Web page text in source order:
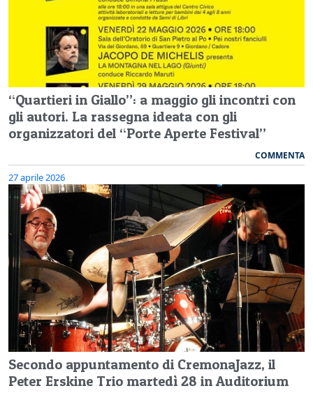
“Quartieri in Giallo”: a maggio gli incontri con
gli autori. La rassegna ideata con gli
organizzatori del “Porte Aperte Festival”
COMMENTA
27 aprile 2026
Secondo appuntamento di CremonaJazz, il
Peter Erskine Trio martedì 28 in Auditorium